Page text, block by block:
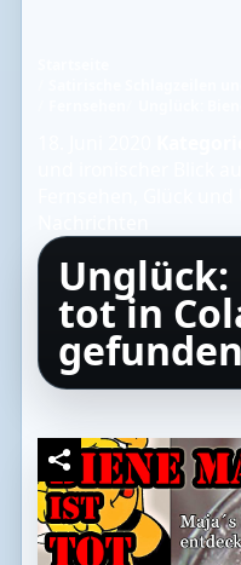
Unglück:
tot in
gefunden